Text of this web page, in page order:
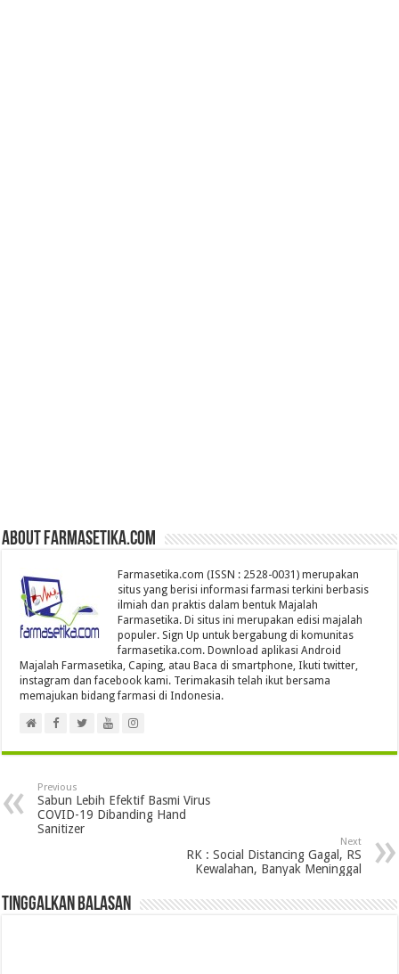
About farmasetika.com
Farmasetika.com (ISSN : 2528-0031) merupakan
situs yang berisi informasi farmasi terkini berbasis
ilmiah dan praktis dalam bentuk Majalah
Farmasetika. Di situs ini merupakan edisi majalah
populer. Sign Up untuk bergabung di komunitas
farmasetika.com. Download aplikasi Android
Majalah Farmasetika, Caping, atau Baca di smartphone, Ikuti twitter,
instagram dan facebook kami. Terimakasih telah ikut bersama
memajukan bidang farmasi di Indonesia.
Previous
Sabun Lebih Efektif Basmi Virus
COVID-19 Dibanding Hand
Sanitizer
Next
RK : Social Distancing Gagal, RS
Kewalahan, Banyak Meninggal
Tinggalkan Balasan